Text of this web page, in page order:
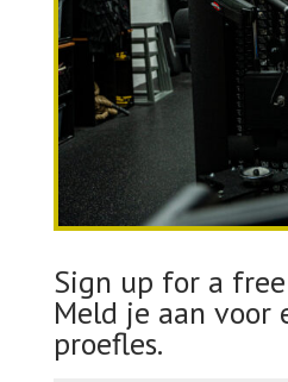
Sign up for a
Meld je aan voor
proefles.